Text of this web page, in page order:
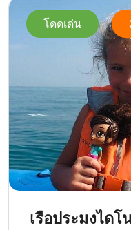
โดดเด่น
เรือประมงไดโ